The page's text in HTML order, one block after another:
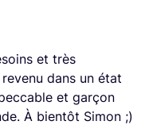
et très
dans un état
et garçon
À bientôt Simon ;)